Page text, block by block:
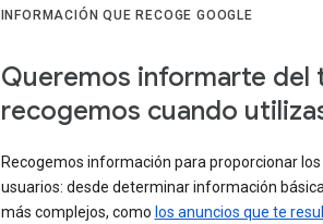
INFORMACIÓN QUE RECOGE GOOGLE
Queremos informarte del
recogemos cuando
Recogemos información para proporcionar
usuarios: desde determinar información
más complejos, como los anuncios que te